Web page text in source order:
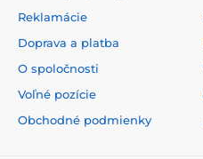
Reklamácie
Doprava a platba
O spoločnosti
Voľné pozície
Obchodné podmienky